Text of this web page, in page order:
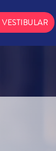
VESTIBULAR